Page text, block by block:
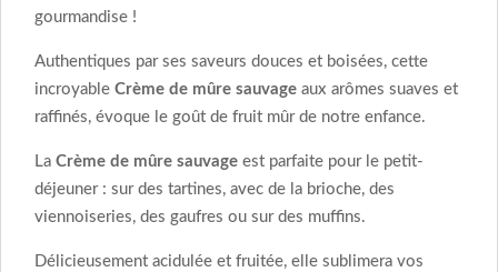
gourmandise !
Authentiques par ses saveurs douces et boisées, cette
incroyable Crème de mûre sauvage aux arômes suaves et
raffinés, évoque le goût de fruit mûr de notre enfance.
La Crème de mûre sauvage est parfaite pour le petit-
déjeuner : sur des tartines, avec de la brioche, des
viennoiseries, des gaufres ou sur des muffins.
Délicieusement acidulée et fruitée, elle sublimera vos